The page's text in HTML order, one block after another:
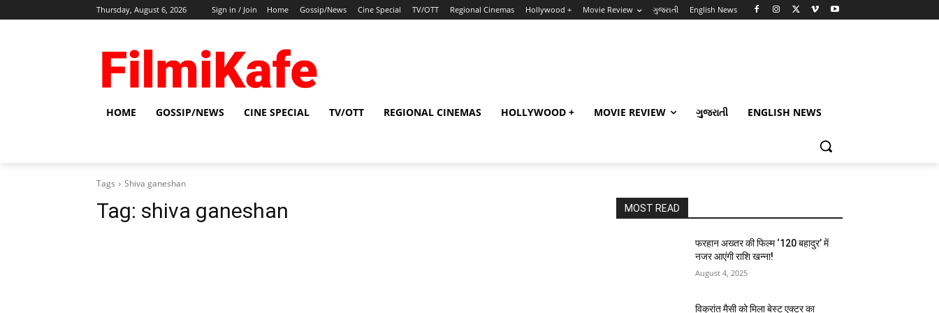
Thursday, August 6, 2026 Sign in / Join Home Gossip/News Cine Special TV/OTT Regional Cinemas Hollywood + Movie Review ગુજરાતી English News
HOME GOSSIP/NEWS CINE SPECIAL TV/OTT REGIONAL CINEMAS HOLLYWOOD + MOVIE REVIEW ગુજરાતી ENGLISH NEWS
Tags Shiva ganeshan
Tag: shiva ganeshan MOST READ
फरहान अख्तर की फिल्म ‘120 बहादुर’ में
नजर आएंगी राशि खन्ना!
August 4, 2025
विक्रांत मैसी को मिला बेस्ट एक्टर का